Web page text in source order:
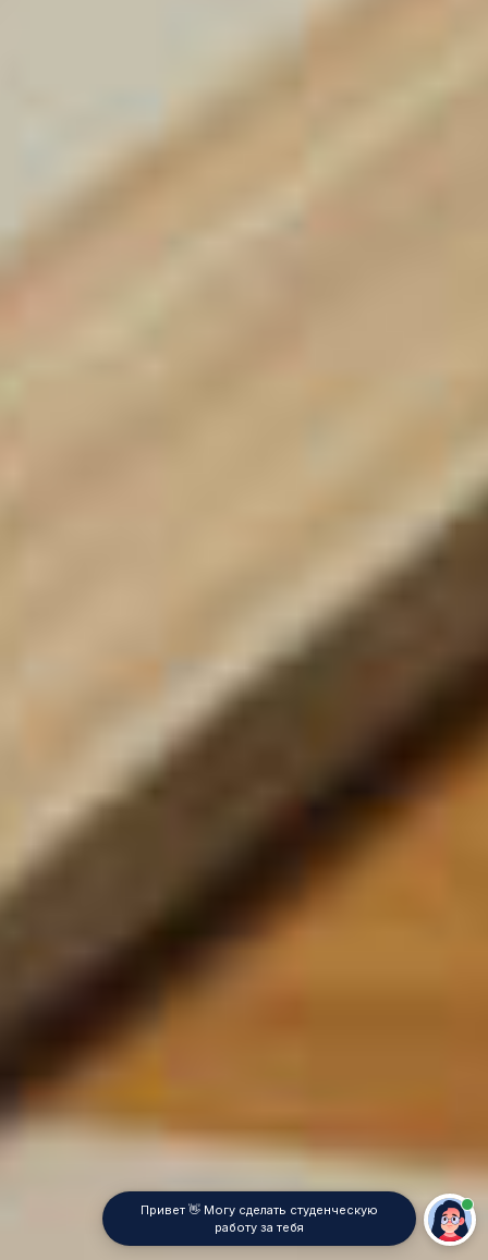
Привет 👋 Могу сделать студенческую
работу за тебя